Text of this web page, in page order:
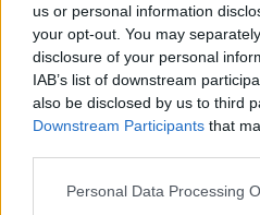
us or personal information
your opt-out. You may
disclosure of your personal
IAB’s list of downstream
also be disclosed by us to third
Downstream Participants that
Personal Data Processing
így a Barátok közt éppen
megelőző részeket is -, a
legérdekesebb riportjait,
Autómánia, filmelőzetesek...
KEDVES OLVASÓNK!
A keresett cikk a